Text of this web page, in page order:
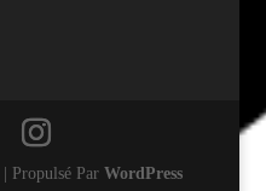
| Propulsé ParWordPress